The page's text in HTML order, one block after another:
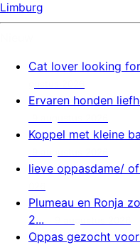
Limburg
Cat lover looking
Ervaren honden
Koppel met kleine
lieve oppasdame/
Plumeau en Ronja
2...
Oppas gezocht